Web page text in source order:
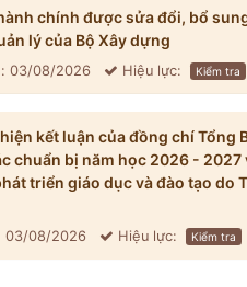
chính được sửa đổi, bổ
lý của Bộ Xây dựng
03/08/2026 Hiệu lực: Kiểm tra
kết luận của đồng chí Tổng
chuẩn bị năm học 2026 - 2027
triển giáo dục và đào tạo do
03/08/2026 Hiệu lực: Kiểm tra